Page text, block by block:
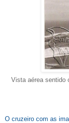
Vista aérea sentido
O cruzeiro com as